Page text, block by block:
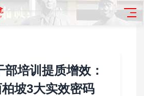
部培训提质增效：
坡3大实效密码